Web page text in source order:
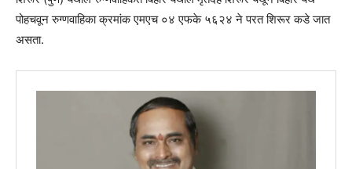
पोहचवून रुग्णवाहिका क्रमांक एमएच ०४ एफके ५६२४ ने परत शिरूर कडे जात
असता.